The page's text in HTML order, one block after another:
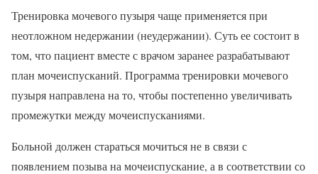
Тренировка мочевого пузыря чаще применяется при
неотложном недержании (неудержании). Суть ее состоит в
том, что пациент вместе с врачом заранее разрабатывают
план мочеиспусканий. Программа тренировки мочевого
пузыря направлена на то, чтобы постепенно увеличивать
промежутки между мочеиспусканиями.
Больной должен стараться мочиться не в связи с
появлением позыва на мочеиспускание, а в соответствии со